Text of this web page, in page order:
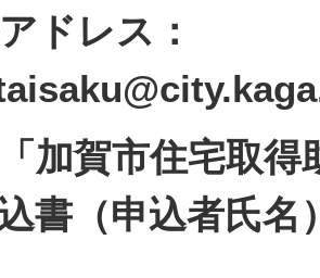
ドレス：
加賀市住宅取得
書（申込者氏名